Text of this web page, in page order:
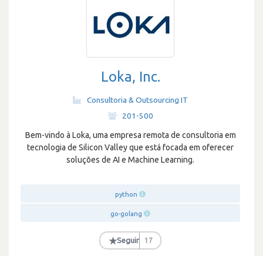
Loka, Inc.
Consultoria & Outsourcing IT
201-500
Bem-vindo à Loka, uma empresa remota de consultoria em
tecnologia de Silicon Valley que está focada em oferecer
soluções de AI e Machine Learning.
python
go-golang
★Seguir 17